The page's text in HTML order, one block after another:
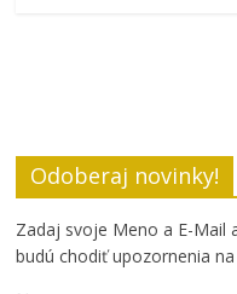
Odoberaj novinky!
Zadaj svoje Meno a E-Mail
budú chodiť upozornenia